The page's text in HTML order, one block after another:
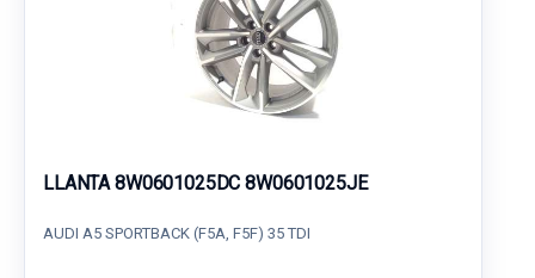
LLANTA 8W0601025DC 8W0601025JE
AUDI A5 SPORTBACK (F5A, F5F) 35 TDI